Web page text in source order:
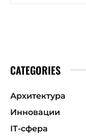
CATEGORIES
Архитектура
Инновации
ІТ-сфера